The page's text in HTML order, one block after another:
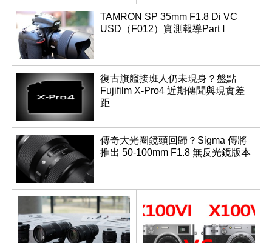
TAMRON SP 35mm F1.8 Di VC
USD（F012）實測報導Part Ⅰ
復古旗艦接班人仍未現身？盤點
Fujifilm X-Pro4 近期傳聞與現實差
距
傳奇大光圈鏡頭回歸？Sigma 傳將
推出 50-100mm F1.8 無反光鏡版本